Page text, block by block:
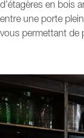
d’étagères en bois
entre une porte
vous permettant de